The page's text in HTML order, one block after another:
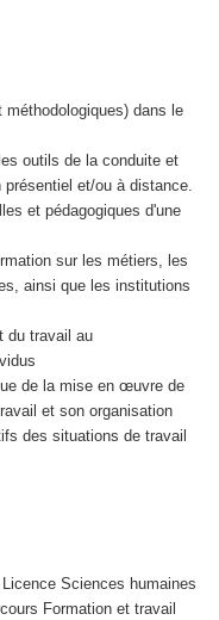
dans le
outils de la conduite et
et/ou à distance.
et pédagogiques d'une
sur les métiers, les
ainsi que les institutions
du travail au
de la mise en œuvre de
et son organisation
des situations de travail
Licence Sciences humaines
Formation et travail